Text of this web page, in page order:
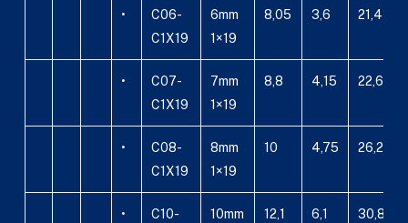
•
C06-
C1X19
6mm
1×19
8,05 3,6 21,4
•
C07-
C1X19
7mm
1×19
8,8 4,15 22,6
•
C08-
C1X19
8mm
1×19
10 4,75 26,2
•
C10-
10mm
12,1 6,1 30,8